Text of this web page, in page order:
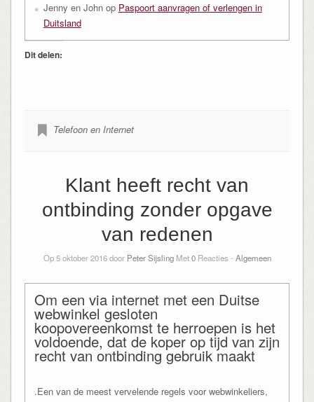
Jenny en Johnop Paspoort aanvragen of verlengen in
Duitsland
Dit delen:
Telefoon en Internet
Klant heeft recht van
ontbinding zonder opgave
van redenen
Op 5 oktober 2016 door Peter SijslingMet0Reacties - Algemeen
Om een via internet met een Duitse
webwinkel gesloten
koopovereenkomst te herroepen is het
voldoende, dat de koper op tijd van zijn
recht van ontbinding gebruik maakt
.Een van de meest vervelende regels voor webwinkeliers,